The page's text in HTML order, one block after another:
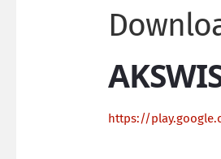
https://